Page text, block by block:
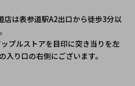
店は表参道駅A2出口から徒歩3分以
プルストアを目印に突き当りを左
入り口の右側にございます。